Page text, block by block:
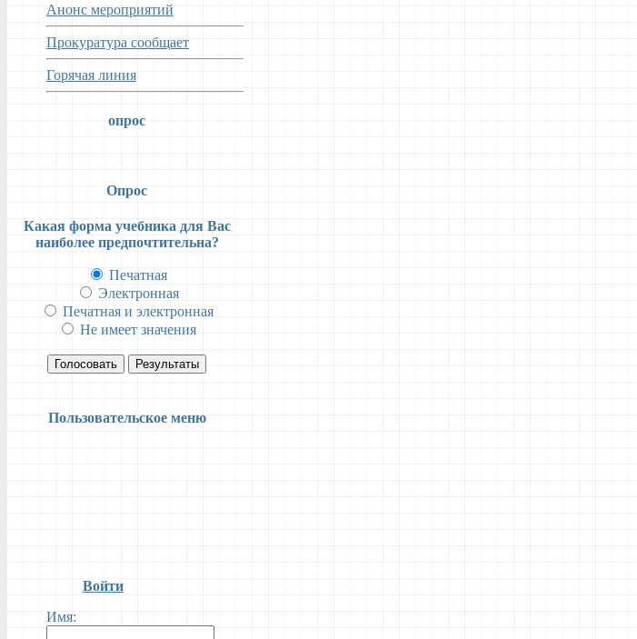
Анонс мероприятий
Прокуратура сообщает
Горячая линия
опрос
Опрос
Какая форма учебника для Вас
наиболее предпочтительна?
Печатная
Электронная
Печатная и электронная
Не имеет значения
Голосовать Результаты
Пользовательское меню
Войти
Имя: